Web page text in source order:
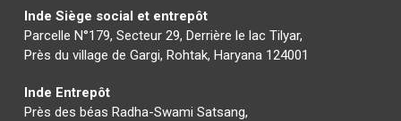
Inde Siège social et entrepôt
Parcelle N°179, Secteur 29, Derrière le lac Tilyar,
Près du village de Gargi, Rohtak, Haryana 124001
Inde Entrepôt
Près des béas Radha-Swami Satsang,